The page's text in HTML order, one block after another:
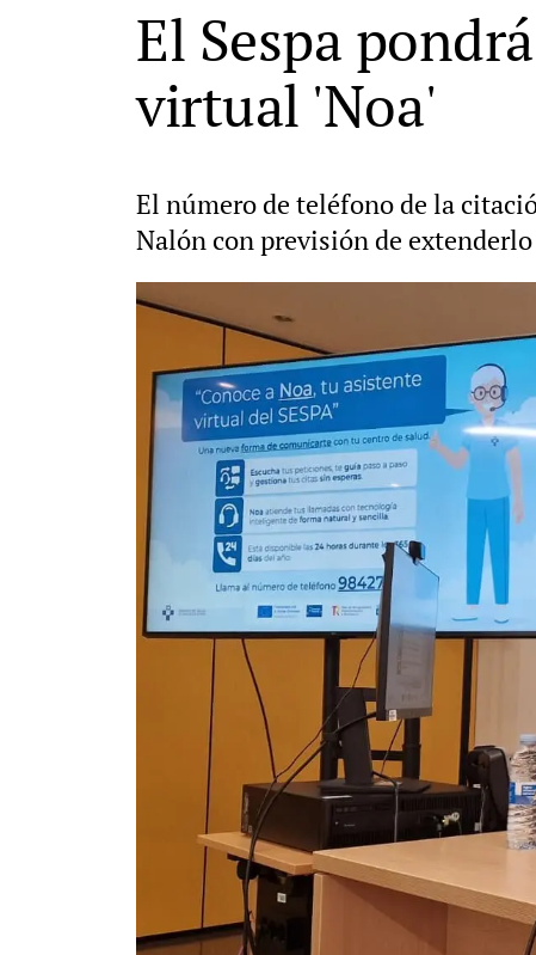
El Sespa
virtual 'Noa'
El número de teléfono de la
Nalón con previsión de extenderlo